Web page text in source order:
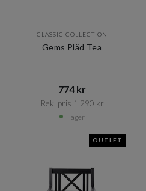
CLASSIC COLLECTION
Gems Pläd Tea
774 kr​​
Rek. pris 1 290 kr​​
I lager
OUTLET